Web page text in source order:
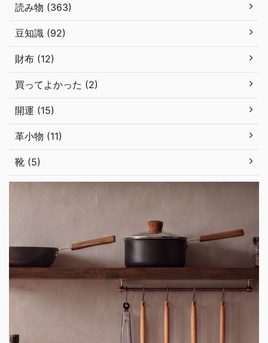
読み物 (363)
豆知識 (92)
財布 (12)
買ってよかった (2)
開運 (15)
革小物 (11)
靴 (5)